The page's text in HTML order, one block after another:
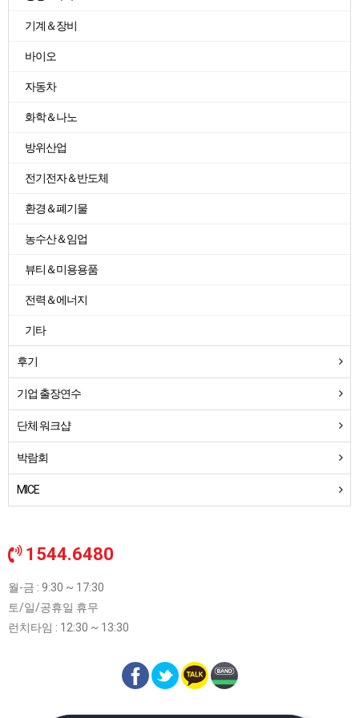
기계＆장비
바이오
자동차
화학＆나노
방위산업
전기전자＆반도체
환경＆폐기물
농수산＆임업
뷰티＆미용용품
전력＆에너지
기타
후기
기업 출장연수
단체 워크샵
박람회
MICE
1544.6480
월-금 : 9:30 ~ 17:30
토/일/공휴일 휴무
런치타임 : 12:30 ~ 13:30